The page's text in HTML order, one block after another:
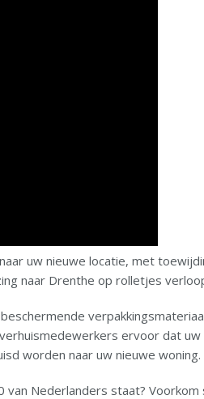
uw nieuwe locatie, met
naar Drenthe op rolletjes
ervoor dat uw
worden naar uw nieuwe woning.
Nederlanders staat? Voorkom